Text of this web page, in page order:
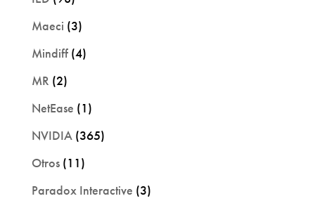
Maeci (3)
Mindiff(4)
MR (2)
NetEase (1)
NVIDIA(365)
Otros(11)
Paradox Interactive (3)